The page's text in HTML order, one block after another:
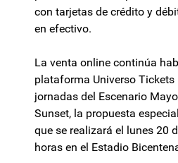
con tarjetas de crédito y
en efectivo.
La venta online continúa
plataforma Universo
jornadas del Escenario
Sunset, la propuesta
que se realizará el lunes 20
horas en el Estadio